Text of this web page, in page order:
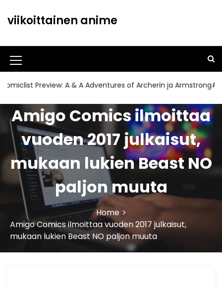
t
c
t
viikoittainen anime
M
e
n
u
I
c
o
n
Preview: A & A Adventures of Archerin ja Armstrong#11
Amigo Comics ilmoittaa
vuoden 2017 julkaisut,
mukaan lukien Beast NO
paljon muuta
Home
Amigo Comics ilmoittaa vuoden 2017 julkaisut,
mukaan lukien Beast NO paljon muuta